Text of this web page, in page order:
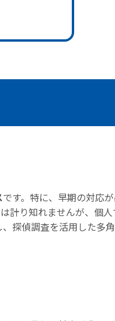
です。特に、早期の対応
計り知れませんが、個
探偵調査を活用した多